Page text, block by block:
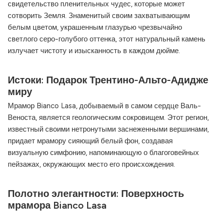
свидетельство пленительных чудес, которые может
сотворить Земля. Знаменитый своим захватывающим
белым цветом, украшенным глазурью чрезвычайно
светлого серо-голубого оттенка, этот натуральный камень
излучает чистоту и изысканность в каждом дюйме.
Истоки: Подарок Трентино-Альто-Адидже
миру
Мрамор Bianco Lasa, добываемый в самом сердце Валь-
Веноста, является геологическим сокровищем. Этот регион,
известный своими нетронутыми заснеженными вершинами,
придает мрамору сияющий белый фон, создавая
визуальную симфонию, напоминающую о благоговейных
пейзажах, окружающих место его происхождения.
Полотно элегантности: Поверхность
мрамора Bianco Lasa